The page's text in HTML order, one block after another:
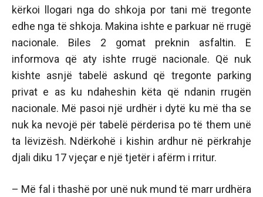
kërkoi llogari nga do shkoja por tani më tregonte
edhe nga të shkoja. Makina ishte e parkuar në rrugë
nacionale. Biles 2 gomat preknin asfaltin. E
informova që aty ishte rrugë nacionale. Që nuk
kishte asnjë tabelë askund që tregonte parking
privat e as ku ndaheshin këta që ndanin rrugën
nacionale. Më pasoi një urdhër i dytë ku më tha se
nuk ka nevojë për tabelë përderisa po të them unë
ta lëvizësh. Ndërkohë i kishin ardhur në përkrahje
djali diku 17 vjeçar e një tjetër i afërm i rritur.
– Më fal i thashë por unë nuk mund të marr urdhëra